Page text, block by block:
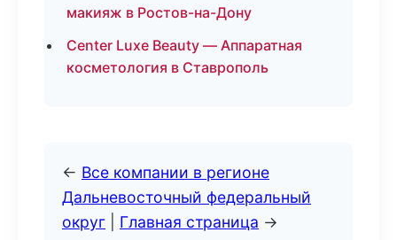
макияж в Ростов-на-Дону
Center Luxe Beauty — Аппаратная
косметология в Ставрополь
← Все компании в регионе
Дальневосточный федеральный
округ
Главная страница →